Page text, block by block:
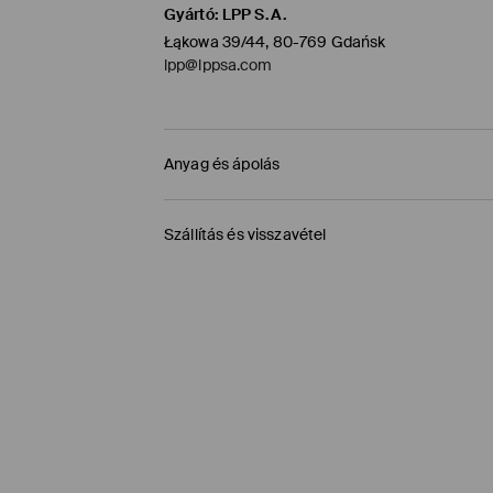
Gyártó: LPP S.A.
Łąkowa 39/44, 80-769 Gdańsk
lpp@lppsa.com
Anyag és ápolás
Fő anya:
100% PAMUT
Tömőanyag: 65% POLIÉSZTER, 35% PAMUT
Szállítás és visszavétel